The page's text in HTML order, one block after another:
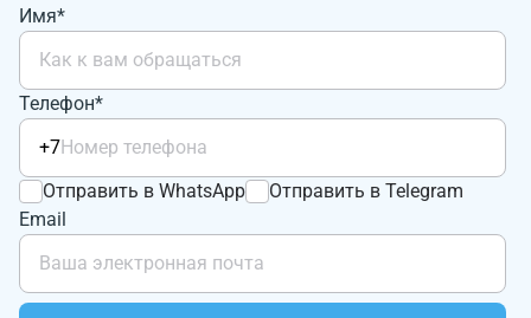
Имя*
Телефон*
+7
Отправить в WhatsApp
Отправить в Telegram
Email